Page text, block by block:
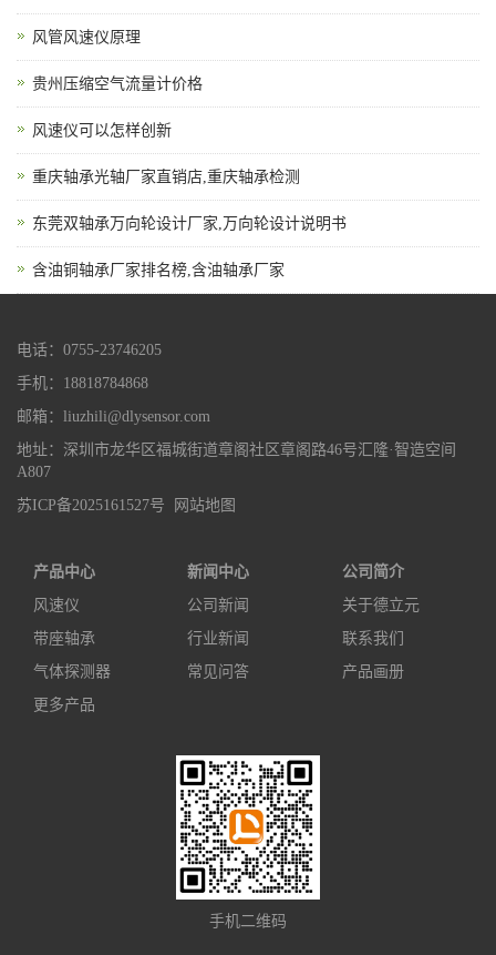
风管风速仪原理
贵州压缩空气流量计价格
风速仪可以怎样创新
重庆轴承光轴厂家直销店,重庆轴承检测
东莞双轴承万向轮设计厂家,万向轮设计说明书
含油铜轴承厂家排名榜,含油轴承厂家
电话：0755-23746205
手机：18818784868
邮箱：liuzhili@dlysensor.com
地址：深圳市龙华区福城街道章阁社区章阁路46号汇隆·智造空间
A807
苏ICP备2025161527号
网站地图
产品中心
风速仪
带座轴承
气体探测器
更多产品
新闻中心
公司新闻
行业新闻
常见问答
公司简介
关于德立元
联系我们
产品画册
手机二维码